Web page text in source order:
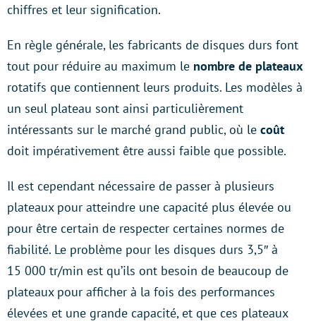
chiffres et leur signification.
En règle générale, les fabricants de disques durs font
tout pour réduire au maximum le nombre de plateaux
rotatifs que contiennent leurs produits. Les modèles à
un seul plateau sont ainsi particulièrement
intéressants sur le marché grand public, où le coût
doit impérativement être aussi faible que possible.
Il est cependant nécessaire de passer à plusieurs
plateaux pour atteindre une capacité plus élevée ou
pour être certain de respecter certaines normes de
fiabilité. Le problème pour les disques durs 3,5″ à
15 000 tr/min est qu’ils ont besoin de beaucoup de
plateaux pour afficher à la fois des performances
élevées et une grande capacité, et que ces plateaux